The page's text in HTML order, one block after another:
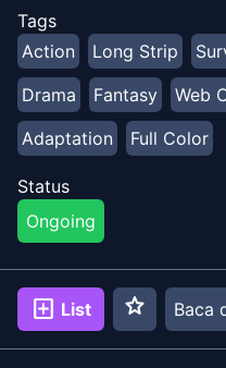
Jaehee, seorang
bertahan hidup dan
regresor sebagai
mengungkap permainan
keterampilan yang
Tags
Action
Long Strip
Drama
Fantasy Web
Adaptation
Full Color
Status
Ongoing
add_box List star Baca